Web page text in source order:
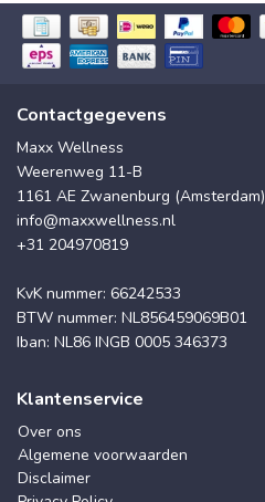
Contactgegevens
Maxx Wellness
Weerenweg 11-B
1161 AE Zwanenburg (Amsterdam)
info@maxxwellness.nl
+31 204970819
KvK nummer: 66242533
BTW nummer: NL856459069B01
Iban: NL86 INGB 0005 346373
Klantenservice
Over ons
Algemene voorwaarden
Disclaimer